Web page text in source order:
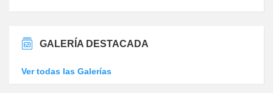
GALERÍA DESTACADA
Ver todas las Galerías